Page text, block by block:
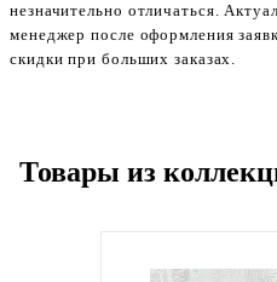
незначительно отличаться.
менеджер после оформления
скидки при больших заказах.
Товары из